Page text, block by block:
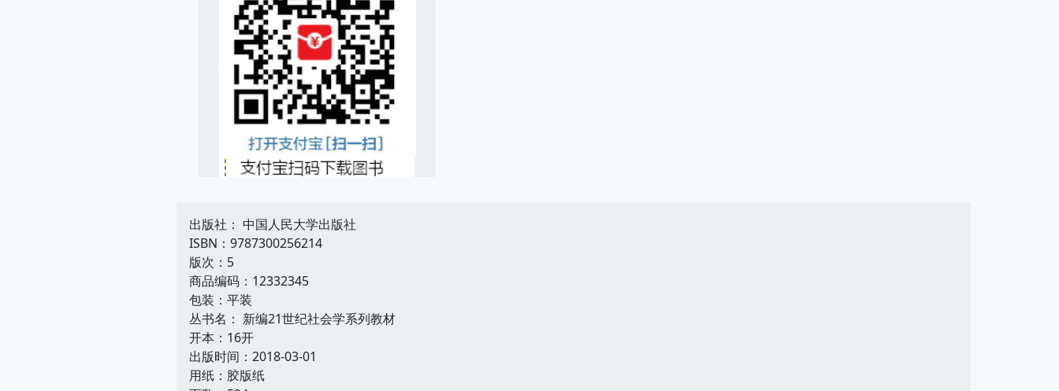
出版社： 中国人民大学出版社
ISBN：9787300256214
版次：5
商品编码：12332345
包装：平装
丛书名： 新编21世纪社会学系列教材
开本：16开
出版时间：2018-03-01
用纸：胶版纸